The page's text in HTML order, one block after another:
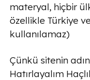
materyal, hiçbir
özellikle Türkiye
kullanılamaz)
Çünkü sitenin
Hatırlayalım